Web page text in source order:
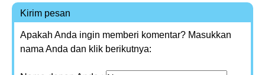
Kirim pesan
Apakah Anda ingin memberi komentar? Masukkan
nama Anda dan klik berikutnya: